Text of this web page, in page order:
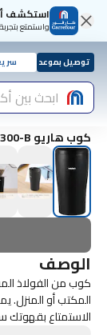
استكشف
واستمتع
توصيل بموعد
ابحث بين
كوب هاريو Stf-300-B، أسود
الوصف
كوب من الفولاذ
المكتب أو المنزل.
الاستمتاع بقهوتك